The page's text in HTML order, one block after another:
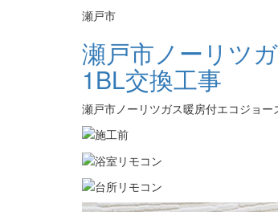
瀬戸市
瀬戸市ノーリツ
1BL交換工事
瀬戸市ノーリツガス暖房付エコジョ